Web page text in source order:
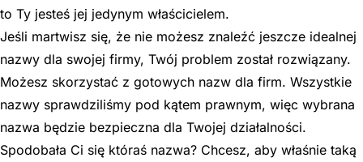
to Ty jesteś jej jedynym właścicielem.
Jeśli martwisz się, że nie możesz znaleźć jeszcze idealnej
nazwy dla swojej firmy, Twój problem został rozwiązany.
Możesz skorzystać z gotowych nazw dla firm. Wszystkie
nazwy sprawdziliśmy pod kątem prawnym, więc wybrana
nazwa będzie bezpieczna dla Twojej działalności.
Spodobała Ci się któraś nazwa? Chcesz, aby właśnie taką